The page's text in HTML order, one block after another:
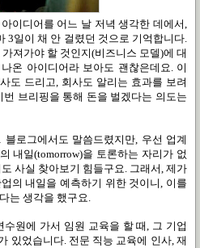
이디어를 어느 날 저녁 생각한 데에서,
3일이 채 안 걸렸던 것으로 기억합니다.
져가야 할 것인지(비즈니스 모델)에 대
온 아이디어라 보아도 괜찮은데요. 이
도 드리고, 회사도 알리는 효과를 보려
브리핑을 통해 돈을 벌겠다는 의도는
로그에서도 말씀드렸지만, 우선 업계
내일(tomorrow)을 토론하는 자리가 없
사실 찾아보기 힘들구요. 그래서, 제가
의 내일을 예측하기 위한 것이니, 이를
는 생각을 했구요.
원에 가서 임원 교육을 할 때, 그 기업
있었습니다. 전문 직능 교육에 인사, 재